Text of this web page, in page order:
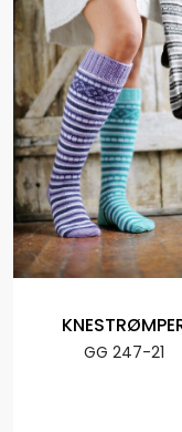
GG 247-21